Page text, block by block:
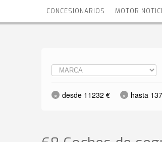
CONCESIONARIOS MOTOR
desde 11232 € hasta